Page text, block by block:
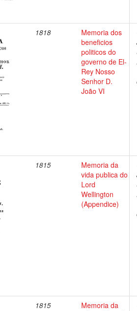
1818
Memoria dos
beneficios
politicos do
governo de El-
Rey Nosso
Senhor D.
João VI
1815
Memoria da
vida publica do
Lord
Wellington
(Appendice)
1815
Memoria da